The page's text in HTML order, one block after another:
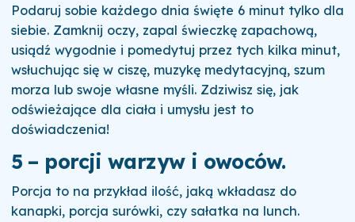
Podaruj sobie każdego dnia święte 6 minut tylko dla
siebie. Zamknij oczy, zapal świeczkę zapachową,
usiądź wygodnie i pomedytuj przez tych kilka minut,
wsłuchując się w ciszę, muzykę medytacyjną, szum
morza lub swoje własne myśli. Zdziwisz się, jak
odświeżające dla ciała i umysłu jest to
doświadczenia!
5 – porcji warzyw i owoców.
Porcja to na przykład ilość, jaką wkładasz do
kanapki, porcja surówki, czy sałatka na lunch.